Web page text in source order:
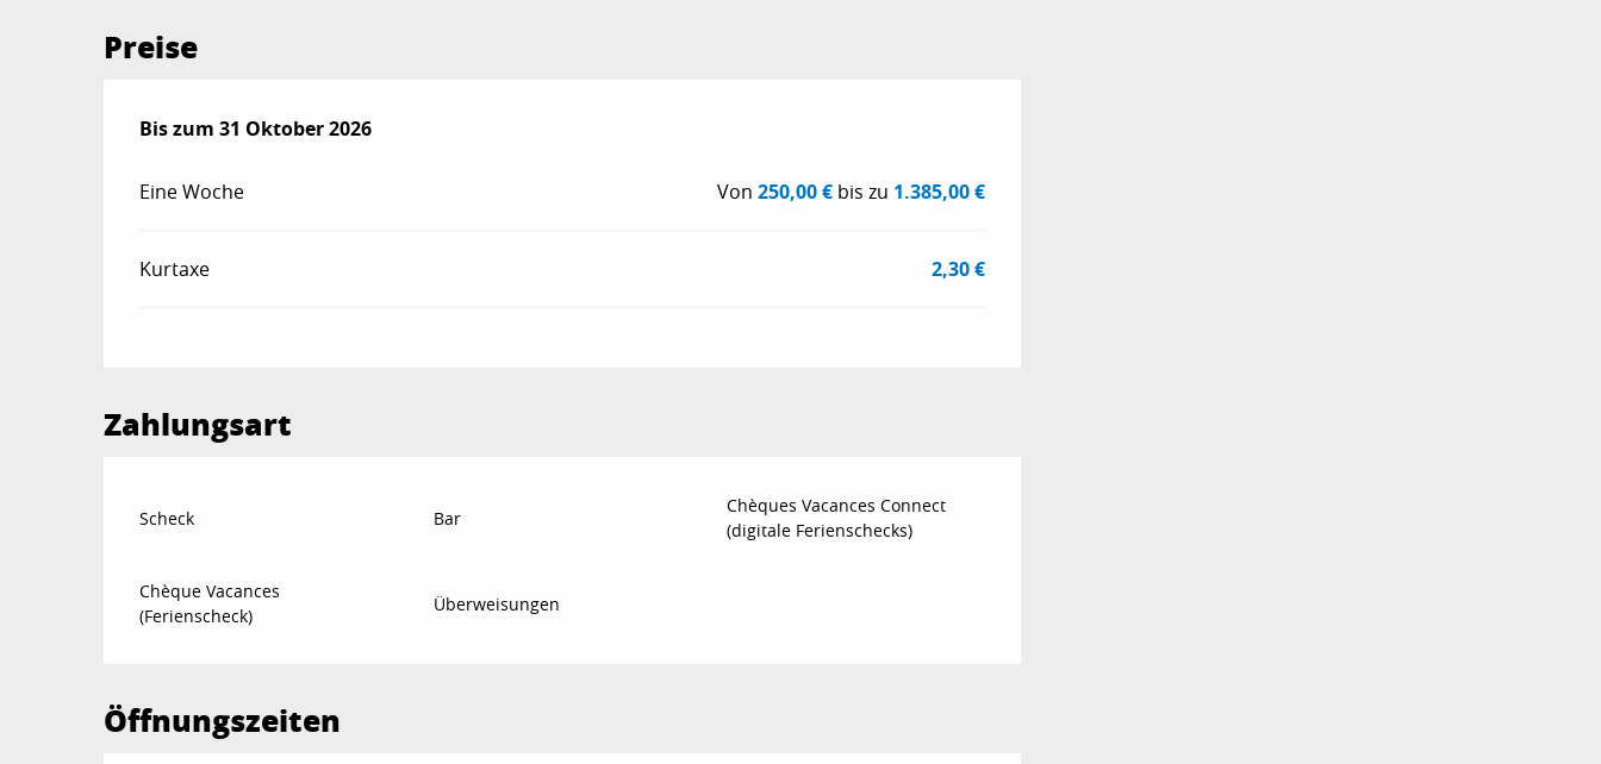
Preise
ab31 Januar 2026bis zum
Bis zum 31 Oktober 2026
Eine Woche Von250,00 € bis zu 1.385,00 €
Kurtaxe 2,30 €
Zahlungsart
Scheck Bar
Chèques Vacances Connect
(digitale Ferienschecks)
Chèque Vacances
(Ferienscheck)
Überweisungen
Öffnungszeiten